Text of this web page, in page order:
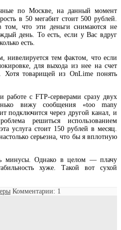
по Москве, на данный момент
в 50 мегабит стоит 500 рублей.
том, что эти деньги снимаются не
день. То есть, если у Вас вдруг
есть.
нивелируется тем фактом, что если
для выхода из нее на счет
Хотя товарищей из OnLime понять
с FTP-серверами сразу двух
вижу сообщения «too many
подключится через другой канал, и
решиться использованием
услуга стоит 150 рублей в месяц.
серьезна, что бы я вплотную
минусы. Однако в целом — плачу
хуже. Такой вот сухой
Комментарии: 1